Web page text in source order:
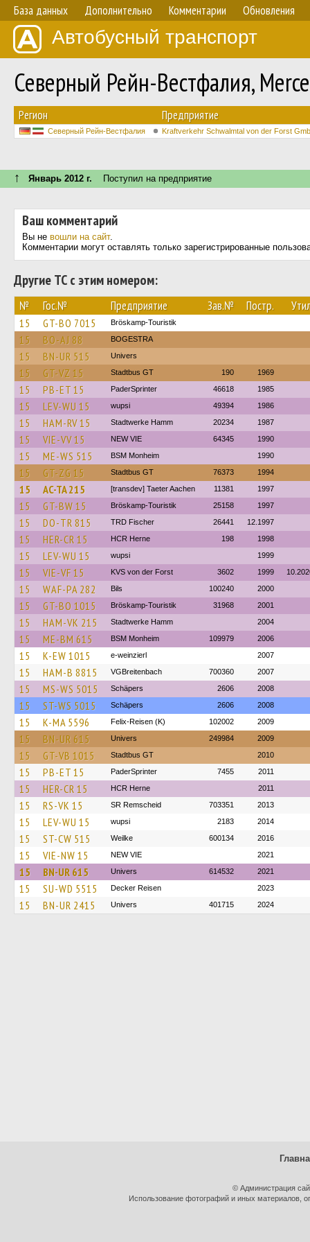
База данных Дополнительно Комментарии Обновления
Автобусный транспорт
Северный Рейн-Вестфалия,
Регион Предприятие
Северный Рейн-Вестфалия Kraftverkehr Schwalmtal von der Forst
↑ Январь 2012 г. Поступил на предприятие
Ваш комментарий
Вы не вошли на сайт.
Комментарии могут оставлять только зарегистрированные
Другие ТС с этим номером:
№ Гос.№ Предприятие Зав.№ Постр.
15 GT-BO 7015 Bröskamp-Touristik
15 BO-AJ 88 BOGESTRA
15 BN-UR 515 Univers
15 GT-VZ 15 Stadtbus GT 190 1969
15 PB-ET 15 PaderSprinter 46618 1985
15 LEV-WU 15 wupsi 49394 1986
15 HAM-RV 15 Stadtwerke Hamm 20234 1987
15 VIE-VV 15 NEW VIE 64345 1990
15 ME-WS 515 BSM Monheim 1990
15 GT-ZG 15 Stadtbus GT 76373 1994
15 AC-TA 215 [transdev] Taeter Aachen 11381 1997
15 GT-BW 15 Bröskamp-Touristik 25158 1997
15 DO-TR 815 TRD Fischer 26441 12.1997
15 HER-CR 15 HCR Herne 198 1998
15 LEV-WU 15 wupsi 1999
15 VIE-VF 15 KVS von der Forst 3602 1999
15 WAF-PA 282 Bils 100240 2000
15 GT-BO 1015 Bröskamp-Touristik 31968 2001
15 HAM-VK 215 Stadtwerke Hamm 2004
15 ME-BM 615 BSM Monheim 109979 2006
15 K-EW 1015 e-weinzierl 2007
15 HAM-B 8815 VGBreitenbach 700360 2007
15 MS-WS 5015 Schäpers 2606 2008
15 ST-WS 5015 Schäpers 2606 2008
15 K-MA 5596 Felix-Reisen (K) 102002 2009
15 BN-UR 615 Univers 249984 2009
15 GT-VB 1015 Stadtbus GT 2010
15 PB-ET 15 PaderSprinter 7455 2011
15 HER-CR 15 HCR Herne 2011
15 RS-VK 15 SR Remscheid 703351 2013
15 LEV-WU 15 wupsi 2183 2014
15 ST-CW 515 Weilke 600134 2016
15 VIE-NW 15 NEW VIE 2021
15 BN-UR 615 Univers 614532 2021
15 SU-WD 5515 Decker Reisen 2023
15 BN-UR 2415 Univers 401715 2024
© Администрация
Использование фотографий и иных материалов,